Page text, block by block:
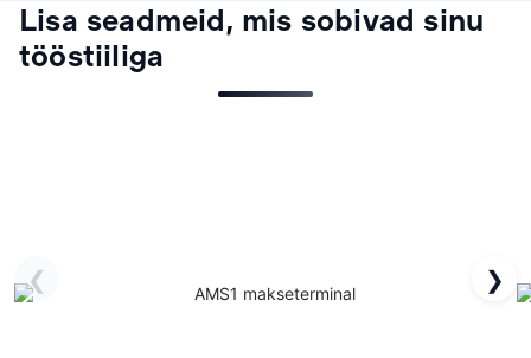
Lisa seadmeid, mis sobivad sinu
tööstiiliga
❮ ❯